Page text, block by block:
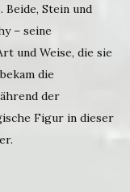
Stein und
– seine
und Weise, die sie
die
der
Figur in dieser